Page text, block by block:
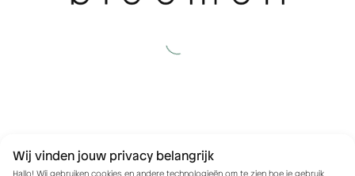
Wij vinden jouw privacy belangrijk
Hallo! Wij gebruiken cookies en andere technologieën om te zien hoe je gebruik